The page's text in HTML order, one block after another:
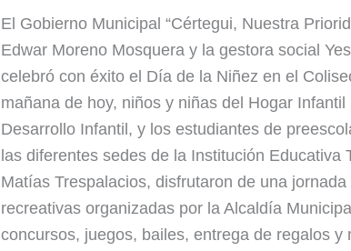
El Gobierno Municipal “Cértegui, Nuestra
Edwar Moreno Mosquera y la gestora social
celebró con éxito el Día de la Niñez en el
mañana de hoy, niños y niñas del Hogar
Desarrollo Infantil, y los estudiantes de
las diferentes sedes de la Institución Educativa
Matías Trespalacios, disfrutaron de una
recreativas organizadas por la Alcaldía
concursos, juegos, bailes, entrega de regalos y
Cértegui,
Chocó,
llena
de
sonrisas
y
alegría!